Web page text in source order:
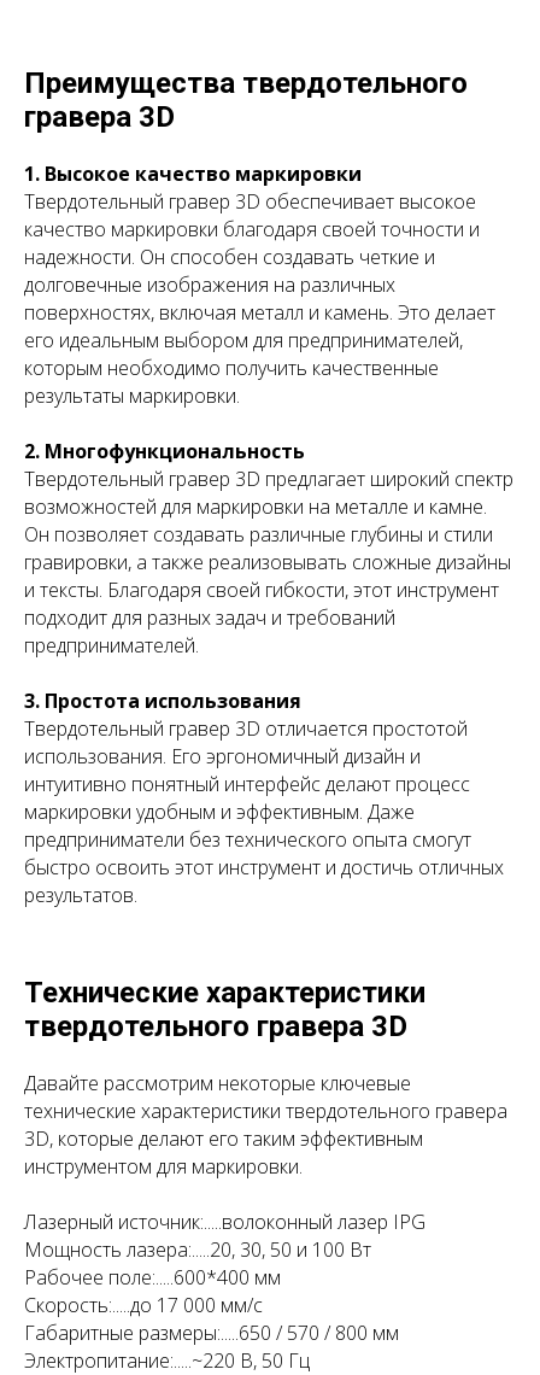
Преимущества твердотельного
гравера 3D
1. Высокое качество маркировки
Твердотельный гравер 3D обеспечивает высокое
качество маркировки благодаря своей точности и
надежности. Он способен создавать четкие и
долговечные изображения на различных
поверхностях, включая металл и камень. Это делает
его идеальным выбором для предпринимателей,
которым необходимо получить качественные
результаты маркировки.
2. Многофункциональность
Твердотельный гравер 3D предлагает широкий спектр
возможностей для маркировки на металле и камне.
Он позволяет создавать различные глубины и стили
гравировки, а также реализовывать сложные дизайны
и тексты. Благодаря своей гибкости, этот инструмент
подходит для разных задач и требований
предпринимателей.
3. Простота использования
Твердотельный гравер 3D отличается простотой
использования. Его эргономичный дизайн и
интуитивно понятный интерфейс делают процесс
маркировки удобным и эффективным. Даже
предприниматели без технического опыта смогут
быстро освоить этот инструмент и достичь отличных
результатов.
Технические характеристики
твердотельного гравера 3D
Давайте рассмотрим некоторые ключевые
технические характеристики твердотельного гравера
3D, которые делают его таким эффективным
инструментом для маркировки.
Лазерный источник:.....волоконный лазер IPG
Мощность лазера:.....20, 30, 50 и 100 Вт
Рабочее поле:.....600*400 мм
Скорость:.....до 17 000 мм/c
Габаритные размеры:.....650 / 570 / 800 мм
Электропитание:.....~220 В, 50 Гц